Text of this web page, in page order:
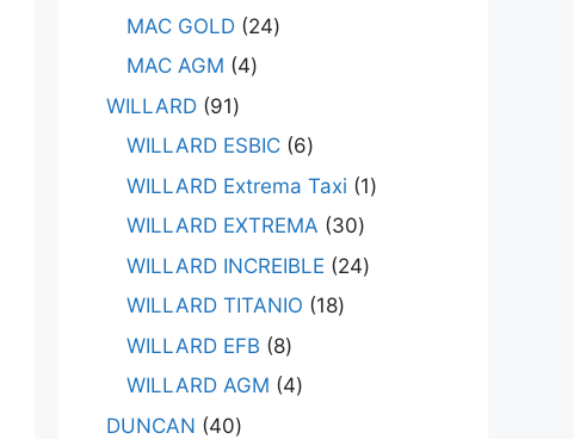
MAC GOLD 24
MAC AGM
4
WILLARD 91
WILLARD ESBIC 6
WILLARD Extrema Taxi
1
WILLARD EXTREMA
30
WILLARD INCREIBLE
24
WILLARD TITANIO
18
WILLARD EFB
8
WILLARD AGM
4
DUNCAN
40